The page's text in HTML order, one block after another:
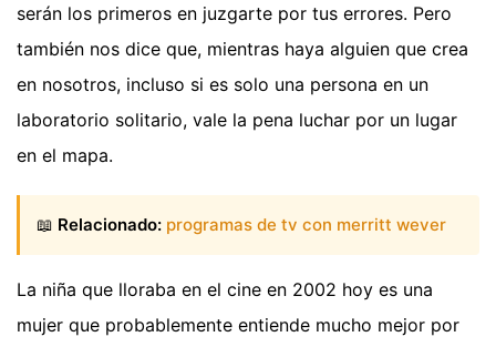
serán los primeros en juzgarte por tus errores. Pero
también nos dice que, mientras haya alguien que crea
en nosotros, incluso si es solo una persona en un
laboratorio solitario, vale la pena luchar por un lugar
en el mapa.
📖 Relacionado: programas de tv con merritt wever
La niña que lloraba en el cine en 2002 hoy es una
mujer que probablemente entiende mucho mejor por